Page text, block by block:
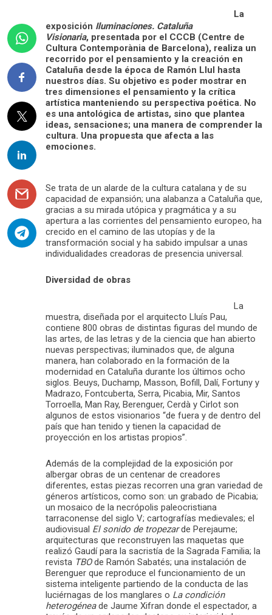
La
exposición Iluminaciones. Cataluña
Visionaria, presentada por el CCCB (Centre de
Cultura Contemporània de Barcelona), realiza un
recorrido por el pensamiento y la creación en
Cataluña desde la época de Ramón Llul hasta
nuestros días. Su objetivo es poder mostrar en
tres dimensiones el pensamiento y la crítica
artística manteniendo su perspectiva poética. No
es una antológica de artistas, sino que plantea
ideas, sensaciones; una manera de comprender la
cultura. Una propuesta que afecta a las
emociones.
Se trata de un alarde de la cultura catalana y de su
capacidad de expansión; una alabanza a Cataluña que,
gracias a su mirada utópica y pragmática y a su
apertura a las corrientes del pensamiento europeo, ha
crecido en el camino de las utopías y de la
transformación social y ha sabido impulsar a unas
individualidades creadoras de presencia universal.
Diversidad de obras
La
muestra, diseñada por el arquitecto Lluís Pau,
contiene 800 obras de distintas figuras del mundo de
las artes, de las letras y de la ciencia que han abierto
nuevas perspectivas; iluminados que, de alguna
manera, han colaborado en la formación de la
modernidad en Cataluña durante los últimos ocho
siglos. Beuys, Duchamp, Masson, Bofill, Dalí, Fortuny y
Madrazo, Fontcuberta, Serra, Picabia, Mir, Santos
Torroella, Man Ray, Berenguer, Cerdà y Cirlot son
algunos de estos visionarios “de fuera y de dentro del
país que han tenido y tienen la capacidad de
proyección en los artistas propios”.
Además de la complejidad de la exposición por
albergar obras de un centenar de creadores
diferentes, estas piezas recorren una gran variedad de
géneros artísticos, como son: un grabado de Picabia;
un mosaico de la necrópolis paleocristiana
tarraconense del siglo V; cartografías medievales; el
audiovisual El sonido de tropezarde Perejaume;
arquitecturas que reconstruyen las maquetas que
realizó Gaudí para la sacristía de la Sagrada Familia; la
revista TBOde Ramón Sabatés; una instalación de
Berenguer que reproduce el funcionamiento de un
sistema inteligente partiendo de la conducta de las
luciérnagas de los manglares o La condición
heterogéneade Jaume Xifran donde el espectador, a